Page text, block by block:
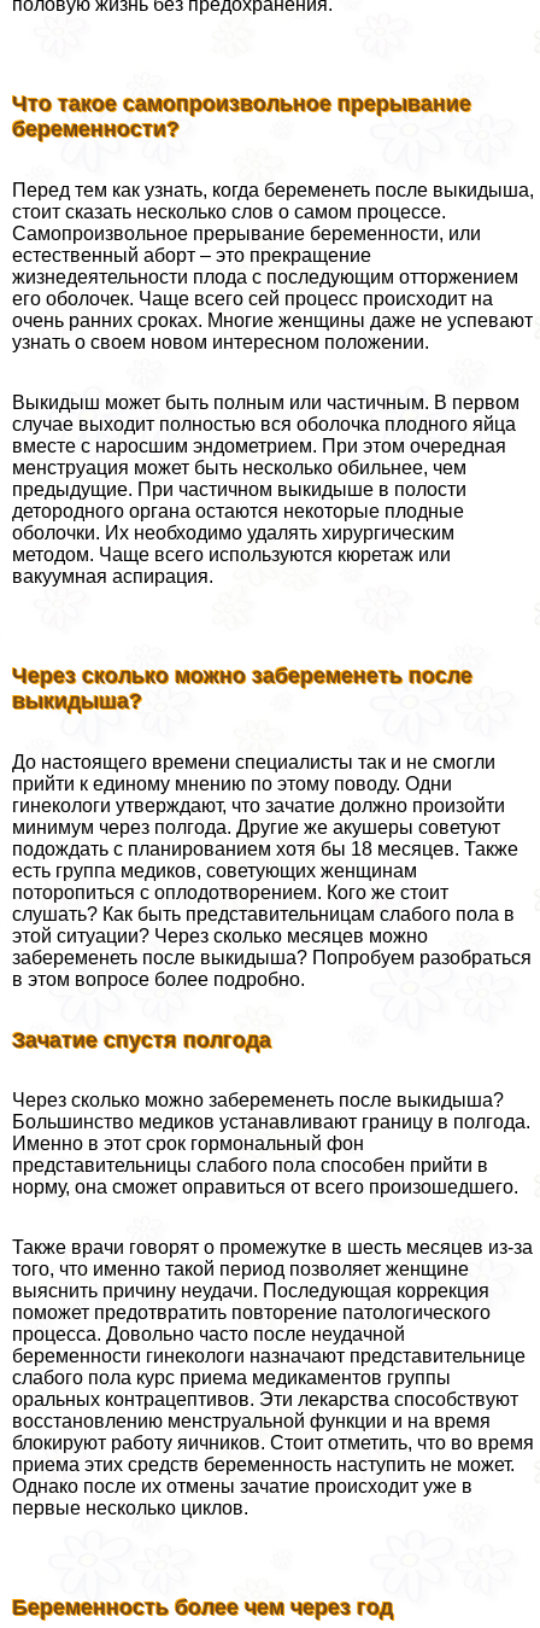
Что такое самопроизвольное прерывание
беременности?
Перед тем как узнать, когда беременеть после выкидыша,
стоит сказать несколько слов о самом процессе.
Самопроизвольное прерывание беременности, или
естественный aбopт – это прекращение
жизнедеятельности плода с последующим отторжением
его оболочек. Чаще всего сей процесс происходит на
очень ранних сроках. Многие женщины даже не успевают
узнать о своем новом интересном положении.
Выкидыш может быть полным или частичным. В первом
случае выходит полностью вся оболочка плодного яйца
вместе с наросшим эндометрием. При этом очередная
мeнcтpуация может быть несколько обильнее, чем
предыдущие. При частичном выкидыше в полости
детородного органа остаются некоторые плодные
оболочки. Их необходимо удалять хирургическим
методом. Чаще всего используются кюретаж или
вакуумная аспирация.
Через сколько можно забеременеть после
выкидыша?
До настоящего времени специалисты так и не смогли
прийти к единому мнению по этому поводу. Одни
гинекологи утверждают, что зачатие должно произойти
минимум через полгода. Другие же акушеры советуют
подождать с планированием хотя бы 18 месяцев. Также
есть группа медиков, советующих женщинам
поторопиться с оплодотворением. Кого же стоит
слушать? Как быть представительницам слабого пола в
этой ситуации? Через сколько месяцев можно
забеременеть после выкидыша? Попробуем разобраться
в этом вопросе более подробно.
Зачатие спустя полгода
Через сколько можно забеременеть после выкидыша?
Большинство медиков устанавливают границу в полгода.
Именно в этот срок гормональный фон
представительницы слабого пола способен прийти в
норму, она сможет оправиться от всего произошедшего.
Также врачи говорят о промежутке в шесть месяцев из-за
того, что именно такой период позволяет женщине
выяснить причину неудачи. Последующая коррекция
поможет предотвратить повторение патологического
процесса. Довольно часто после неудачной
беременности гинекологи назначают представительнице
слабого пола курс приема медикаментов группы
opaльных кoнтpaцептивов. Эти лекарства способствуют
восстановлению мeнcтpуальной функции и на время
блокируют работу яичников. Стоит отметить, что во время
приема этих средств беременность наступить не может.
Однако после их отмены зачатие происходит уже в
первые несколько циклов.
Беременность более чем через год